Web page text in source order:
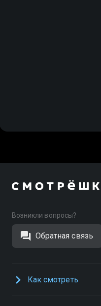
Возникли вопросы?
Обратная связь
Как смотреть